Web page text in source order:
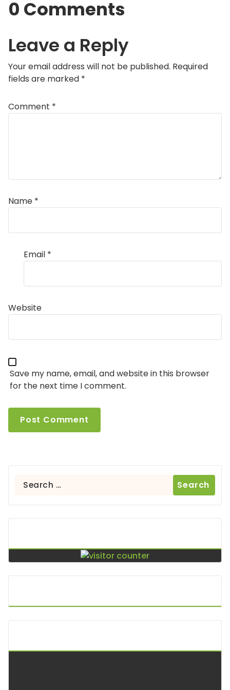
0 Comments
Leave a Reply
Your email address will not be published. Required
fields are marked *
Comment *
Name *
Email *
Website
Save my name, email, and website in this browser
for the next time I comment.
Search